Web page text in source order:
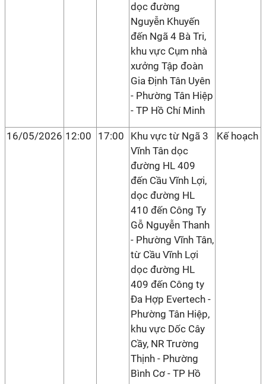
dọc đường
Nguyễn Khuyến
đến Ngã 4 Bà Tri,
khu vực Cụm nhà
xưởng Tập đoàn
Gia Định Tân Uyên
- Phường Tân Hiệp
- TP Hồ Chí Minh
16/05/2026 12:00 17:00
Khu vực từ Ngã 3
Vĩnh Tân dọc
đường HL 409
đến Cầu Vĩnh Lợi,
dọc đường HL
410 đến Công Ty
Gỗ Nguyễn Thanh
- Phường Vĩnh Tân,
từ Cầu Vĩnh Lợi
dọc đường HL
409 đến Công ty
Đa Hợp Evertech -
Phường Tân Hiệp,
khu vực Dốc Cây
Cầy, NR Trường
Thịnh - Phường
Bình Cơ - TP Hồ
Kế hoạch